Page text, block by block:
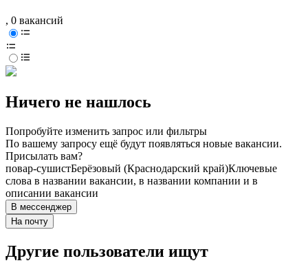
, 0 вакансий
Ничего не нашлось
Попробуйте изменить запрос или фильтры
По вашему запросу ещё будут появляться новые вакансии.
Присылать вам?
повар-сушистБерёзовый (Краснодарский край)Ключевые
слова в названии вакансии, в названии компании и в
описании вакансии
В мессенджер
На почту
Другие пользователи ищут